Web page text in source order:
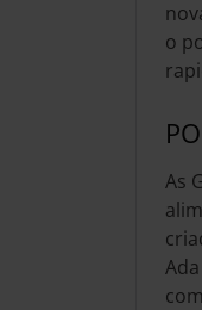
o
As